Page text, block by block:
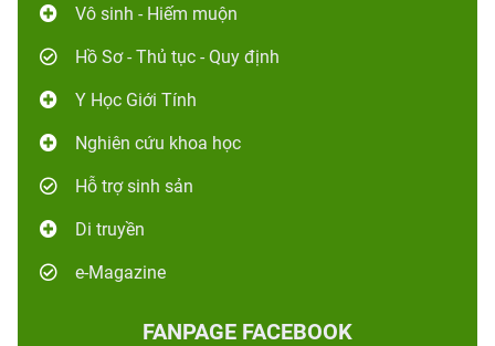
Vô sinh - Hiếm muộn
Hồ Sơ - Thủ tục - Quy định
Y Học Giới Tính
Nghiên cứu khoa học
Hỗ trợ sinh sản
Di truyền
e-Magazine
FANPAGE FACEBOOK